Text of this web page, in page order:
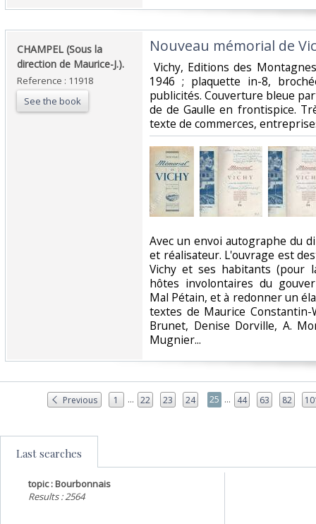
‎CHAMPEL (Sous la
direction de Maurice-J.).‎
Reference : 11918
See the book
‎Nouveau mémorial de
Vichy, Editions des
1946 ; plaquette in-8,
publicités. Couverture bleue
de de Gaulle en frontispice.
texte de commerces,
‎Avec un envoi autographe du
et réalisateur. L'ouvrage est
Vichy et ses habitants (pour
hôtes involontaires du
Mal Pétain, et à redonner un
textes de Maurice Constantin-
Brunet, Denise Dorville, A.
Mugnier... ‎
Previous 1 ... 22 23 24 25 ... 44 63 82
Last searches
topic : Bourbonnais
Results : 2564